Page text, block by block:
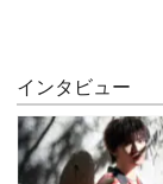
インタビュー